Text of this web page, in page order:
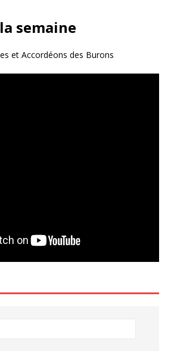
semaine
et Accordéons des Burons